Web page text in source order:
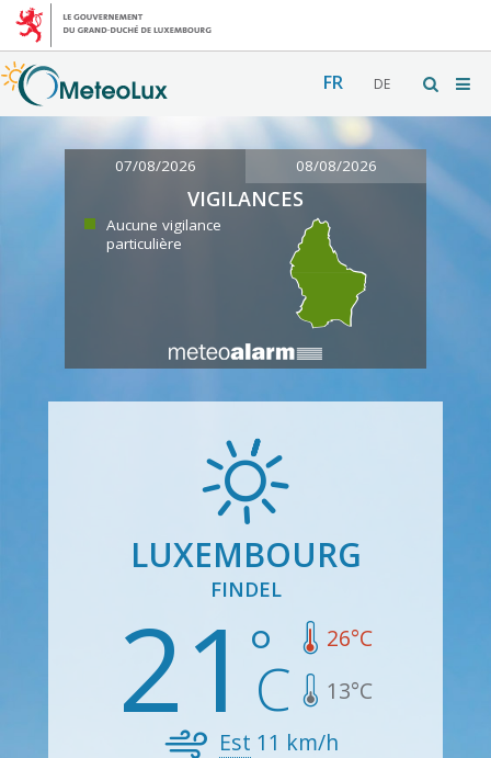
FR DE
07/08/2026 08/08/2026
VIGILANCES
Aucune vigilance
particulière
LUXEMBOURG
FINDEL
21 26°C
13°C
Est 11 km/h